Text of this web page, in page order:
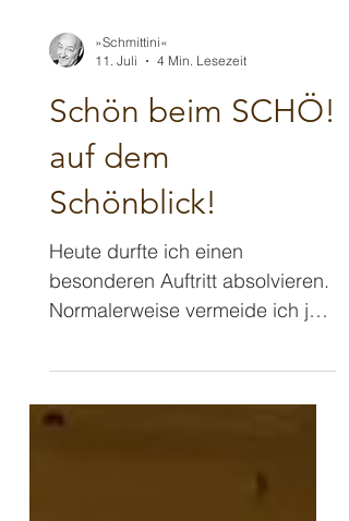
11. Juli
4 Min. Lesezeit
Schön beim SCHÖ!
auf dem
Schönblick!
Heute durfte ich einen
besonderen Auftritt absolvieren.
Zauberkünstler und beschränke
eher hier auf meinen Umkreis